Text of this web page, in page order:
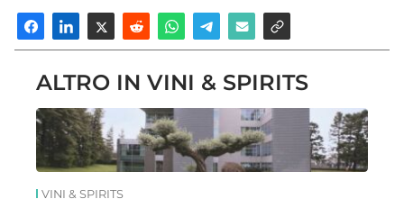
ALTRO IN VINI & SPIRITS
VINI & SPIRITS